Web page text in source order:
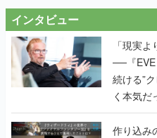
インタビュー
「現実
──『
続ける”
く本気だ
作り込み